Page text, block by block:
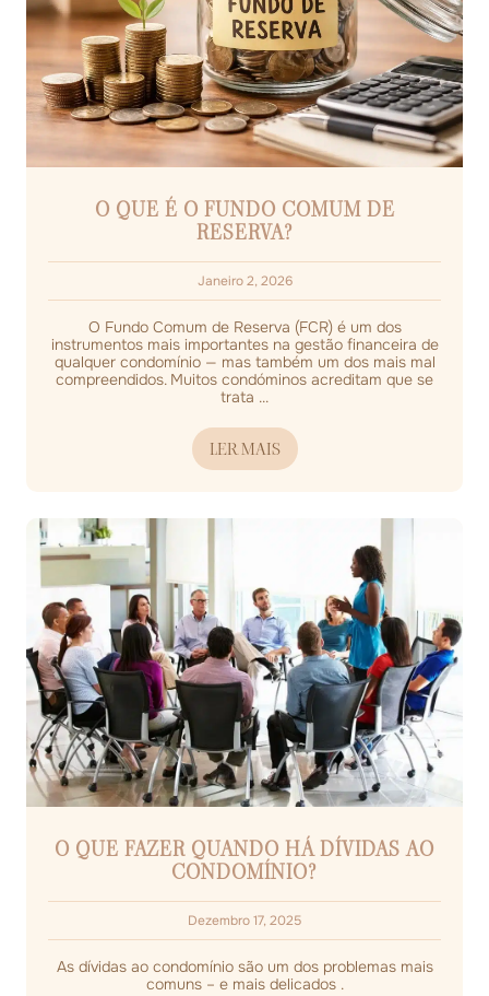
O QUE É O FUNDO COMUM DE
RESERVA?
Janeiro 2, 2026
O Fundo Comum de Reserva (FCR) é um dos
instrumentos mais importantes na gestão financeira de
qualquer condomínio — mas também um dos mais mal
compreendidos. Muitos condóminos acreditam que se
trata ...
LER MAIS
O QUE FAZER QUANDO HÁ DÍVIDAS AO
CONDOMÍNIO?
Dezembro 17, 2025
As dívidas ao condomínio são um dos problemas mais
comuns – e mais delicados .